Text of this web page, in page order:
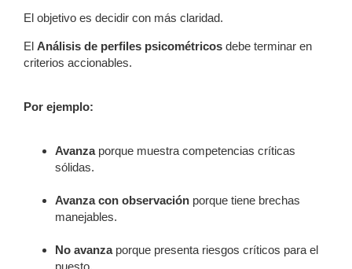
El objetivo es decidir con más claridad.
El Análisis de perfiles psicométricos debe terminar en
criterios accionables.
Por ejemplo:
Avanzaporque muestra competencias críticas
sólidas.
Avanza con observación porque tiene brechas
manejables.
No avanzaporque presenta riesgos críticos para el